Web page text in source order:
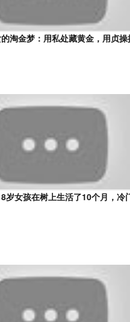
淘金梦：用私处藏黄金，用贞操
8岁女孩在树上生活了10个月，冷